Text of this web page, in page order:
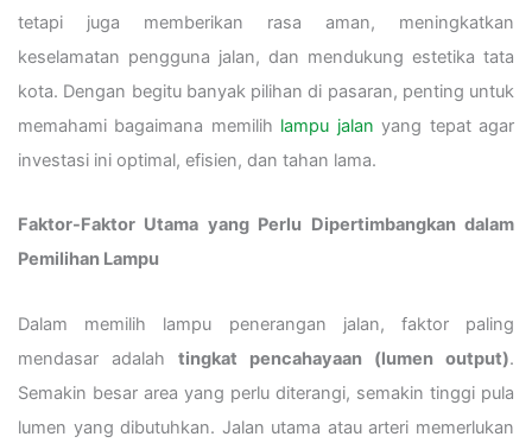
tetapi juga memberikan rasa aman, meningkatkan
keselamatan pengguna jalan, dan mendukung estetika tata
kota. Dengan begitu banyak pilihan di pasaran, penting untuk
memahami bagaimana memilih lampu jalan yang tepat agar
investasi ini optimal, efisien, dan tahan lama.
Faktor-Faktor Utama yang Perlu Dipertimbangkan dalam
Pemilihan Lampu
Dalam memilih lampu penerangan jalan, faktor paling
mendasar adalah tingkat pencahayaan (lumen output).
Semakin besar area yang perlu diterangi, semakin tinggi pula
lumen yang dibutuhkan. Jalan utama atau arteri memerlukan